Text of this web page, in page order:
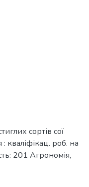
сортів сої
кваліфікац. роб. на
201 Агрономія,